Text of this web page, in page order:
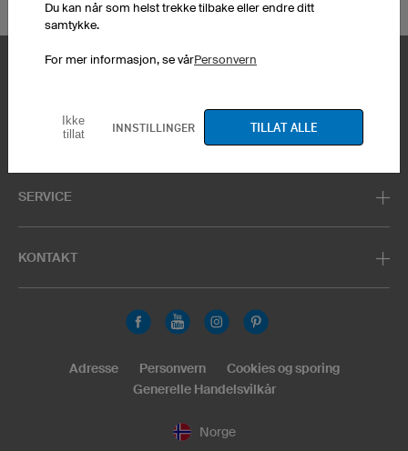
Produktservice Produkter
PRODUKTSERVICE
SERVICE
KONTAKT
Norge
Adresse Personvern
Cookies og sporing
Generelle Handelsvilkår
Du kan når som helst trekke tilbake eller endre ditt
samtykke.
For mer informasjon, se vårPersonvern
Ikke
tillat
INNSTILLINGER TILLAT ALLE